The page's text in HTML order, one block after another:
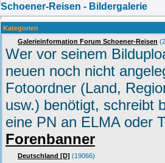
Schoener-Reisen - Bildergalerie
Kategorien
Galerieinformation Forum Schoener-Reisen
Wer vor seinem
neuen noch nicht
Fotoordner (Land,
usw.) benötigt, schreibt
eine PN an ELMA oder
Forenbanner
Deutschland [D] (19066)